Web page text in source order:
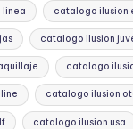
linea catalogo ilusion
catalogo ilusion
catalogo
catalogo ilusion
catalogo ilusion usa